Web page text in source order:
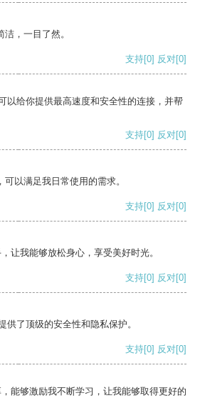
，一目了然。
支持[0] 反对[0]
以给你提供最高速度和安全性的连接，并帮
支持[0] 反对[0]
以满足我日常使用的需求。
支持[0] 反对[0]
让我能够放松身心，享受美好时光。
支持[0] 反对[0]
供了顶级的安全性和隐私保护。
支持[0] 反对[0]
能够激励我不断学习，让我能够取得更好的